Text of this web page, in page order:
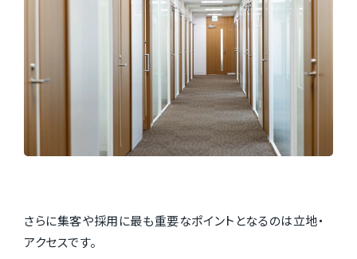
さらに集客や採用に最も重要なポイントとなるのは立地・
アクセスです。